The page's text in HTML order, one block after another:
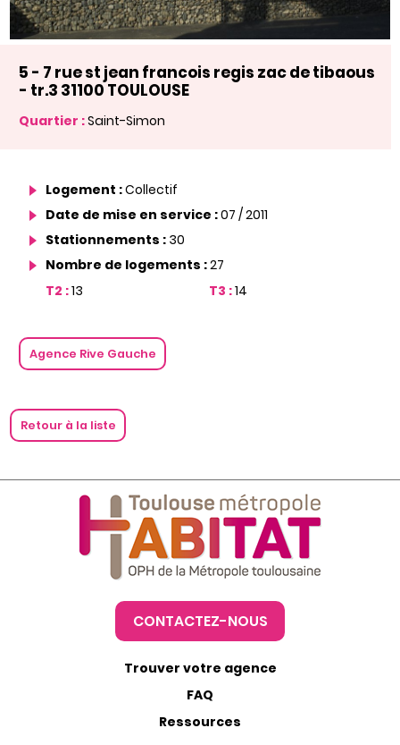
5 - 7 rue st jean francois regis zac de tibaous
- tr.3 31100 TOULOUSE
Quartier :Saint-Simon
Logement :Collectif
Date de mise en service :07 / 2011
Stationnements : 30
Nombre de logements :27
T2 :13 T3 :14
Agence Rive Gauche
Retour à la liste
CONTACTEZ-NOUS
Trouver votre agence
FAQ
Ressources